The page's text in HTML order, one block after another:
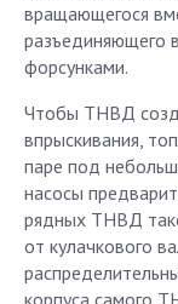
вращающегося
разъединяющего
форсунками.
Чтобы ТНВД
впрыскивания,
паре под
насосы
рядных ТНВД
от кулачкового
корпуса самого